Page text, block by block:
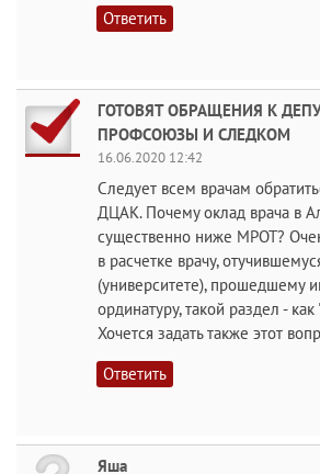
Ответить
ГОТОВЯТ ОБРАЩЕНИЯ К
ПРОФСОЮЗЫ И СЛЕДКОМ
16.06.2020 12:42
Следует всем врачам
ДЦАК. Почему оклад врача в
существенно ниже МРОТ?
в расчетке врачу,
(университете), прошедшему
ординатуру, такой раздел -
Хочется задать также этот
Ответить
Яша